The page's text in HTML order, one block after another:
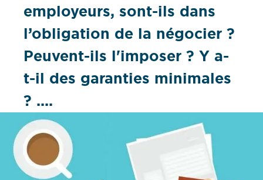
employeurs, sont-ils dans
l’obligation de la négocier ?
Peuvent-ils l'imposer ? Y a-
t-il des garanties minimales
? ....